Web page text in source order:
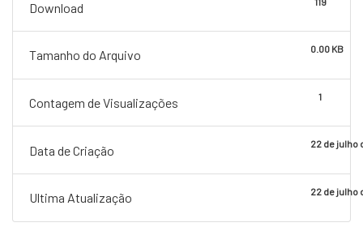
Download
Tamanho do Arquivo 0.00 KB
Contagem de Visualizações 1
Data de Criação 22 de julho
Ultima Atualização 22 de julho